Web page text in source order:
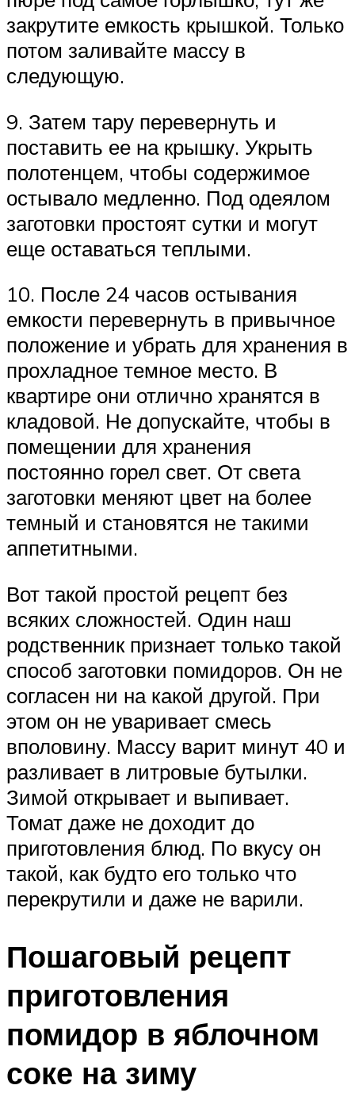
закрутите емкость крышкой. Только
потом заливайте массу в
следующую.
9. Затем тару перевернуть и
поставить ее на крышку. Укрыть
полотенцем, чтобы содержимое
остывало медленно. Под одеялом
заготовки простоят сутки и могут
еще оставаться теплыми.
10. После 24 часов остывания
емкости перевернуть в привычное
положение и убрать для хранения в
прохладное темное место. В
квартире они отлично хранятся в
кладовой. Не допускайте, чтобы в
помещении для хранения
постоянно горел свет. От света
заготовки меняют цвет на более
темный и становятся не такими
аппетитными.
Вот такой простой рецепт без
всяких сложностей. Один наш
родственник признает только такой
способ заготовки помидоров. Он не
согласен ни на какой другой. При
этом он не уваривает смесь
вполовину. Массу варит минут 40 и
разливает в литровые бутылки.
Зимой открывает и выпивает.
Томат даже не доходит до
приготовления блюд. По вкусу он
такой, как будто его только что
перекрутили и даже не варили.
Пошаговый рецепт
приготовления
помидор в яблочном
соке на зиму